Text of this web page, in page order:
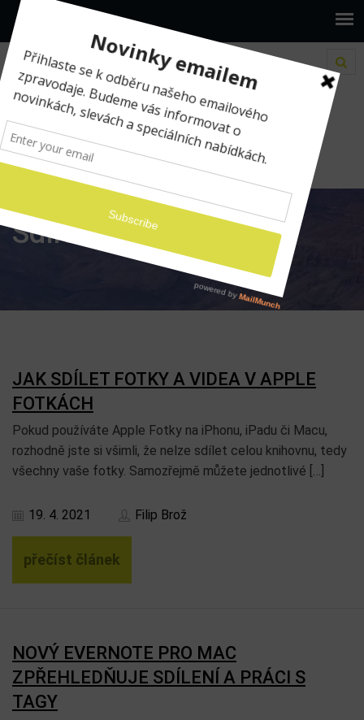
www.ilumio.cz Sdílení
Sdílení
JAK SDÍLET FOTKY A VIDEA V APPLE
FOTKÁCH
Pokud používáte Apple Fotky na iPhonu, iPadu či Macu,
rozhodně jste si všimli, že nelze sdílet celou knihovnu, tedy
všechny vaše fotky. Samozřejmě můžete jednotlivé […]
19. 4. 2021 Filip Brož
přečíst článek
NOVÝ EVERNOTE PRO MAC
ZPŘEHLEDŇUJE SDÍLENÍ A PRÁCI S
TAGY